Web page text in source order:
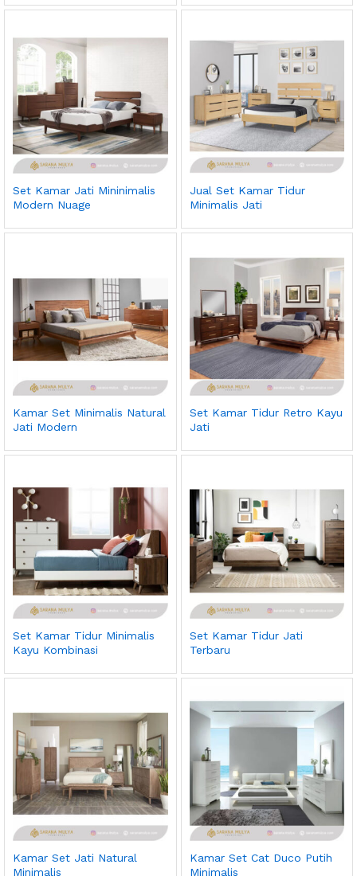
Set Kamar Jati Mininimalis
Modern Nuage
Jual Set Kamar Tidur
Minimalis Jati
Kamar Set Minimalis Natural
Jati Modern
Set Kamar Tidur Retro Kayu
Jati
Set Kamar Tidur Minimalis
Kayu Kombinasi
Set Kamar Tidur Jati
Terbaru
Kamar Set Jati Natural
Minimalis
Kamar Set Cat Duco Putih
Minimalis